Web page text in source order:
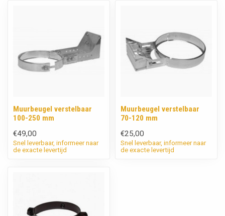
Muurbeugel verstelbaar
100-250 mm
€49,00
Snel leverbaar, informeer naar
de exacte levertijd
Muurbeugel verstelbaar
70-120 mm
€25,00
Snel leverbaar, informeer naar
de exacte levertijd